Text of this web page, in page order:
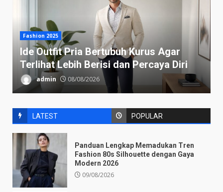
Fashion 2025
Ide Outfit Pria Bertubuh Kurus Agar
Terlihat Lebih Berisi dan Percaya Diri
admin 08/08/2026
LATEST POPULAR
Panduan Lengkap Memadukan Tren
Fashion 80s Silhouette dengan Gaya
Modern 2026
09/08/2026